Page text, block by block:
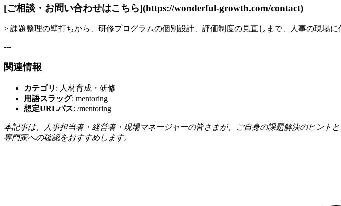
[ご相談・お問い合わせはこちら](https://wonderful-growth.com/contact)
> 課題整理の壁打ちから、研修プログラムの個別設計、評価制度の見直しまで、人事の現場
---
関連情報
カテゴリ : 人材育成・研修
用語スラッグ: mentoring
想定URLパス: /mentoring
本記事は、人事担当者・経営者・現場マネージャーの皆さまが、ご自身の課題解決のヒント
専門家への確認をおすすめします。